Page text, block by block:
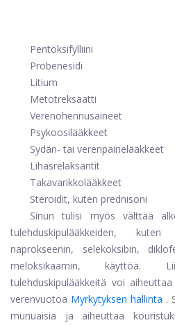
Pentoksifylliini
Probenesidi
Litium
Metotreksaatti
Verenohennusaineet
Psykoosilääkkeet
Sydän- tai verenpainelääkkeet
Lihasrelaksantit
Takavarikkolääkkeet
Steroidit, kuten prednisoni
Sinun tulisi myös välttää
tulehduskipulääkkeiden,
naprokseenin, selekoksibin,
meloksikaamin, käyttöä.
tulehduskipulääkkeitä voi
verenvuotoa Myrkytyksen hallinta .
munuaisia ​​ja aiheuttaa